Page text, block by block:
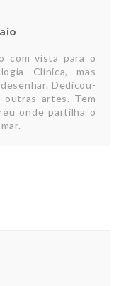
com vista para o
Clínica, mas
Dedicou-
artes. Tem
onde partilha o